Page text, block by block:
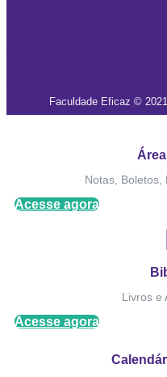
Faculdade Eficaz ©
Notas, Boletos,
Acesse agora
Livros e
Acesse agora